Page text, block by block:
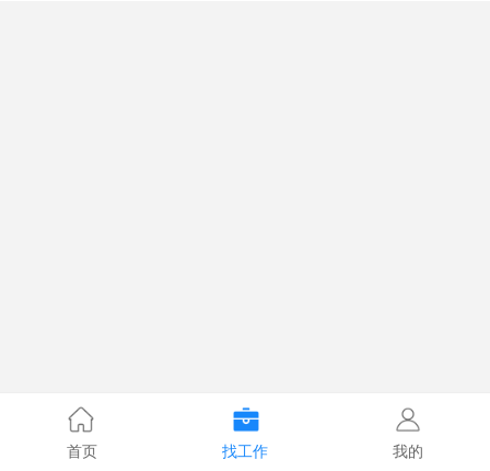
首页 找工作 我的